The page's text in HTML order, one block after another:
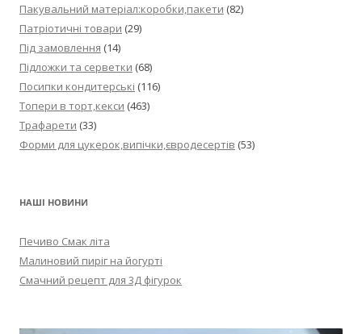
Пакувальний матеріал:коробки,пакети (82)
Патріотичні товари (29)
Під замовлення (14)
Підложки та серветки (68)
Посипки кондитерські (116)
Топери в торт,кекси (463)
Трафарети (33)
Форми для цукерок,випічки,євродесертів (53)
НАШІ НОВИНИ
Печиво Смак літа
Малиновий пиріг на йогурті
Смачний рецепт для 3Д фігурок